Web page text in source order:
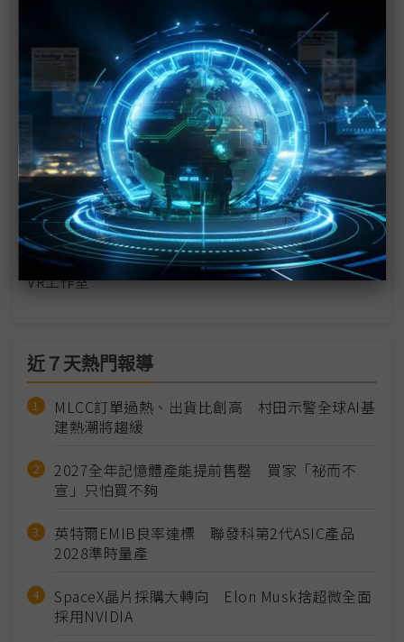
徐秀蘭閃過SiC紅海區 以12吋高傳導晶圓與AI眼鏡重
塑戰場
XR邁向長時配戴新里程 AI眼鏡終極型態尚未定色
蘋果、三星料加入智慧眼鏡戰局 推動市場成長但整
併加速
台灣囝仔闖智慧眼鏡之路 L'Atitude 52°N以「中歐
合璧」鎖定戶外賽道
Meta擬增產智慧眼鏡加速布局穿戴AI 同步關閉多家
VR工作室
近７天熱門報導
MLCC訂單過熱、出貨比創高 村田示警全球AI基
建熱潮將趨緩
2027全年記憶體產能提前售罄 買家「祕而不
宣」只怕買不夠
英特爾EMIB良率達標 聯發科第2代ASIC產品
2028準時量產
SpaceX晶片採購大轉向 Elon Musk捨超微全面
採用NVIDIA